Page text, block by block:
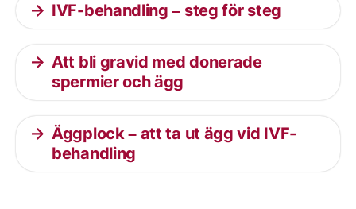
IVF-behandling – steg för steg
Att bli gravid med donerade
spermier och ägg
Äggplock – att ta ut ägg vid IVF-
behandling